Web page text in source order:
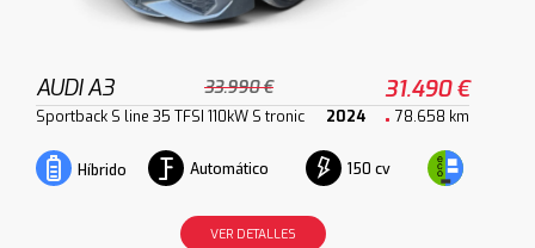
AUDI A3 33.990 € 31.490 €
Sportback S line 35 TFSI 110kW S tronic 2024 78.658 km
Híbrido Automático 150 cv
VER DETALLES